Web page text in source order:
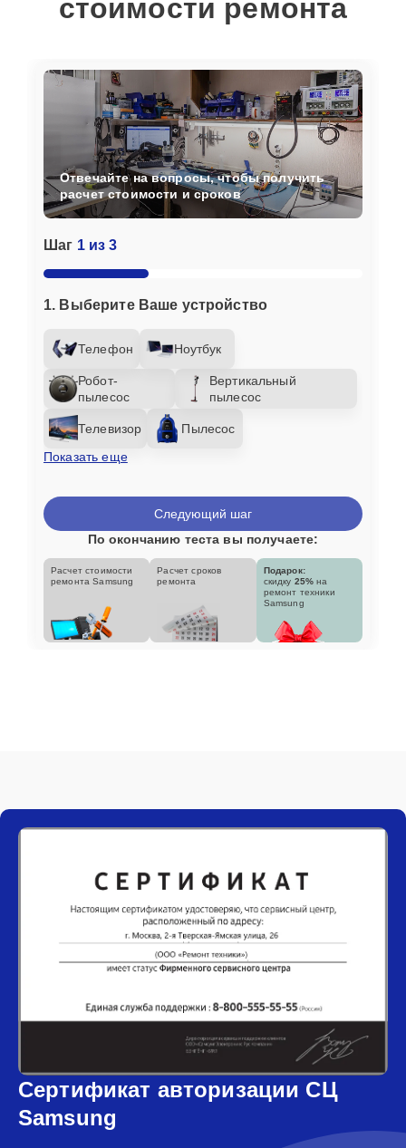
стоимости ремонта
Шаг 1 из 3
1. Выберите Ваше устройство
Телефон Ноутбук
Робот-
пылесос
Вертикальный
пылесос
Телевизор
Пылесос
Показать еще
Отвечайте на вопросы, чтобы получить
расчет стоимости и сроков
Следующий шаг
По окончанию теста вы получаете:
Расчет стоимости
ремонта Samsung
Расчет сроков
ремонта
Подарок:
скидку 25% на
ремонт техники
Samsung
Сертификат авторизации СЦ
Samsung